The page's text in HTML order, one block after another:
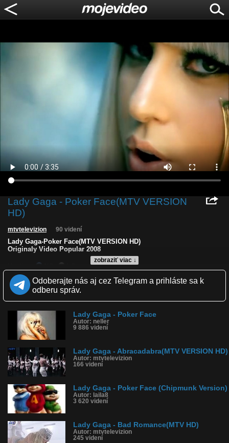
Lady Gaga - Poker Face(MTV VERSION
HD)
zobraziť viac ↓
mtvtelevizion 90 videní
Lady Gaga-Poker Face(MTV VERSION HD)
Originaly Video Popular 2008
Zverejnené: 26.10.2025 17:10
Krajina: Nórsko 🇳🇴
Páči sa: 100% (1 hlasov)
Dľžka: 3:35
Kategória: hudba
Tagy: lady gaga-poker face mtv version hd, lady gaga, poker face,
poker, gaga, radio, lady, 2008, video, ladygaga, music, automaty,
clip, mojevideo, original, maska, pes, men, sexy, love, burka,
počasie, hviezda, grammy, nórsko
História sledovanosti videa:
Odoberajte nás aj cez Telegram a prihláste sa k
odberu správ.
Lady Gaga - Poker Face
Autor: neller
9 886 videní
Lady Gaga - Abracadabra(MTV VERSION HD)
Autor: mtvtelevizion
166 videní
Lady Gaga - Poker Face (Chipmunk Version)
Autor: laila8
3 620 videní
Lady Gaga - Bad Romance(MTV HD)
Autor: mtvtelevizion
245 videní